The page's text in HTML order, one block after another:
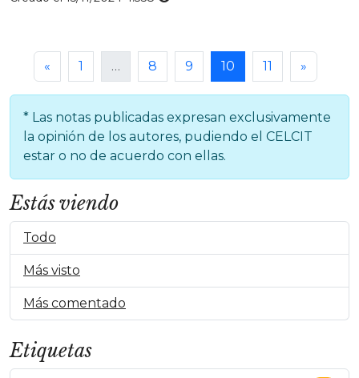
« 1 … 8 9 10 11 »
* Las notas publicadas expresan exclusivamente
la opinión de los autores, pudiendo el CELCIT
estar o no de acuerdo con ellas.
Estás viendo
Todo
Más visto
Más comentado
Etiquetas